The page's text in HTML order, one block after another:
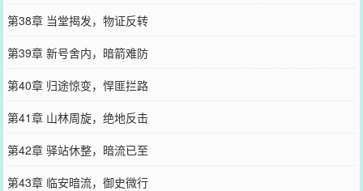
第38章 当堂揭发，物证反转
第39章 新号舍内，暗箭难防
第40章 归途惊变，悍匪拦路
第41章 山林周旋，绝地反击
第42章 驿站休整，暗流已至
第43章 临安暗流，御史微行